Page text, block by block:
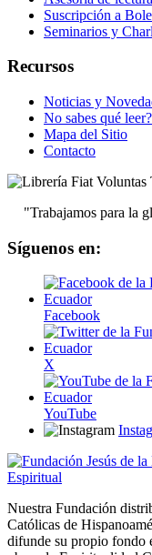
Suscripción a
Seminarios y
Recursos
Noticias y
No sabes qué leer?
Mapa del Sitio
Contacto
"Trabajamos para la
Síguenos en:
Facebook
X
YouTube
Nuestra Fundación
Católicas de
difunde su propio fondo